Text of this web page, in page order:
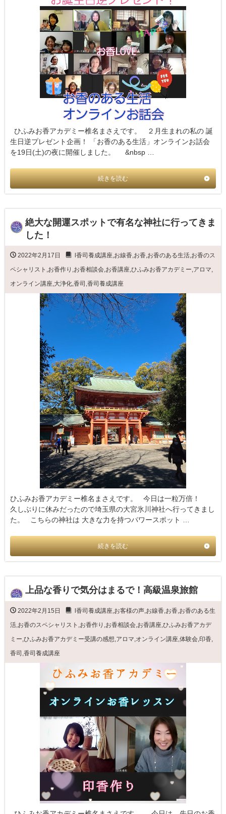
ひふみお香アカデミー椎名まさえです。 ２月生まれの私の 誕
生日逆プレゼント企画！ 「お香のある生活」オンラインお話会
を19日(土)の夜に開催しました。 &nbsp …
続きを読む
絶大な開運スポットで有名な神社に行ってきま
した！
2022年2月17日 l香司養成講座 お線香 お香 お香のある生活 お香のス
ペシャリスト お香作り お香相談会 お香講座 ひふみお香アカデミー アロマ
オンライン講座 大浄化 香司 香司養成講座
ひふみお香アカデミー椎名まさえです。 今日は一粒万倍！
久しぶりに休みだったので埼玉県の大宮氷川神社へ行ってきまし
た。 こちらの神社は 大きな力を持つパワースポット …
続きを読む
上品な香りで気分はまるで！高級温泉旅館
2022年2月15日 l香司養成講座,お客様の声,お線香,お香,お香のある生
活,お香のスペシャリスト ,お香作り ,お香相談会,お香講座,ひふみお香アカデ
ミー,ひふみお香アカデミー受講の感想,アロマ,オンライン講座,体験会,印香,
香司 ,香司養成講座